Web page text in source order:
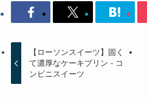
【ローソンスイーツ】固く
て濃厚なケーキプリン - コ
ンビニスイーツ